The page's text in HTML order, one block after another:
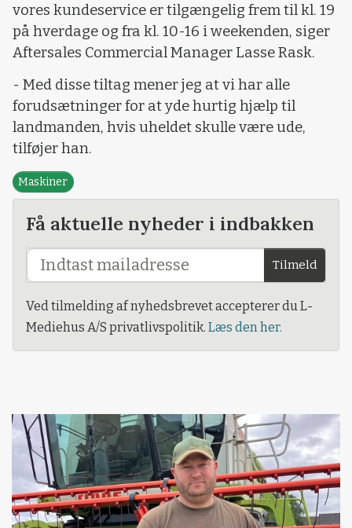
vores kundeservice er tilgængelig frem til kl. 19
på hverdage og fra kl. 10-16 i weekenden, siger
Aftersales Commercial Manager Lasse Rask.
- Med disse tiltag mener jeg at vi har alle
forudsætninger for at yde hurtig hjælp til
landmanden, hvis uheldet skulle være ude,
tilføjer han.
Maskiner
Få aktuelle nyheder i indbakken
Tilmeld
Ved tilmelding af nyhedsbrevet accepterer du L-
Mediehus A/S privatlivspolitik. Læs den her.